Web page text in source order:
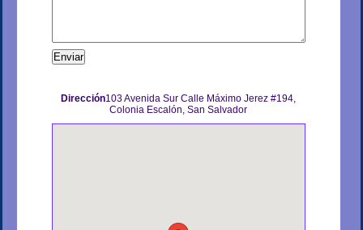
Dirección103 Avenida Sur Calle Máximo Jerez #194,
Colonia Escalón, San Salvador